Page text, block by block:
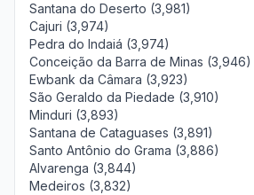
Santana do Deserto (3,981)
Cajuri (3,974)
Pedra do Indaiá (3,974)
Conceição da Barra de Minas (3,946)
Ewbank da Câmara (3,923)
São Geraldo da Piedade (3,910)
Minduri (3,893)
Santana de Cataguases (3,891)
Santo Antônio do Grama (3,886)
Alvarenga (3,844)
Medeiros (3,832)